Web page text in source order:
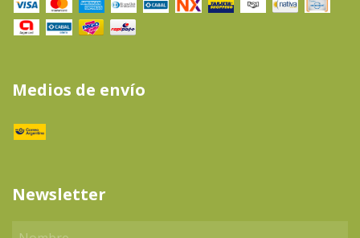
Medios de envío
Newsletter